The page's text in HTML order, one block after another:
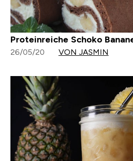
Proteinreiche Schoko
26/05/20 VON JASMIN